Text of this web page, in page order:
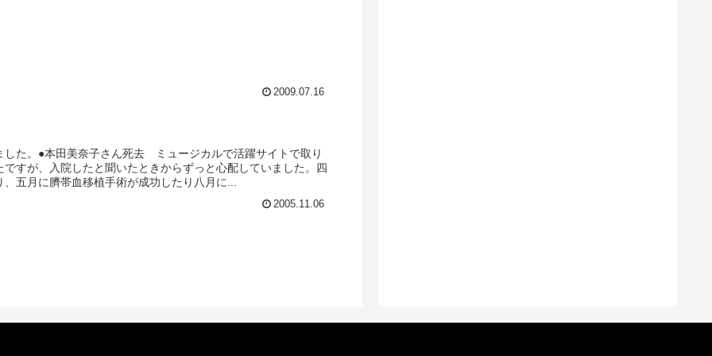
2009.07.16
した。●本田美奈子さん死去 ミュージカルで活躍サイトで取り
すが、入院したと聞いたときからずっと心配していました。四
五月に臍帯血移植手術が成功したり八月に...
2005.11.06